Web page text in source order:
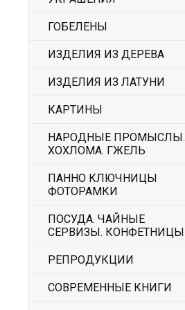
ГОБЕЛЕНЫ
ИЗДЕЛИЯ ИЗ ДЕРЕВА
ИЗДЕЛИЯ ИЗ ЛАТУНИ
КАРТИНЫ
НАРОДНЫЕ ПРОМЫСЛЫ.
ХОХЛОМА. ГЖЕЛЬ
ПАННО КЛЮЧНИЦЫ
ФОТОРАМКИ
ПОСУДА. ЧАЙНЫЕ
СЕРВИЗЫ. КОНФЕТНИЦЫ
РЕПРОДУКЦИИ
СОВРЕМЕННЫЕ КНИГИ